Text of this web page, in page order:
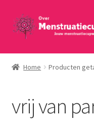
Ga
door
navigatie
Ga
naar
inhoud
Home
Menstruatiecups
Home Producten
vrij van